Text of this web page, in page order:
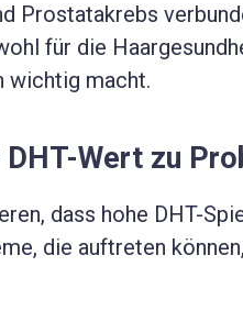
Prostatakrebs
für die
wichtig macht.
DHT-Wert zu
dass hohe DHT-
die auftreten